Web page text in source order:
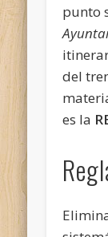
punto
del
es la